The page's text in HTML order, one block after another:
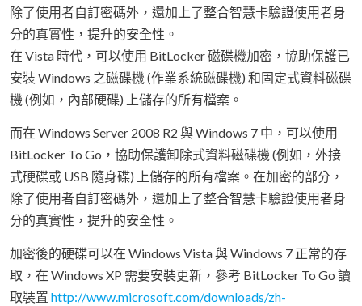
除了使用者自訂密碼外，還加上了整合智慧卡驗證使用者身
分的真實性，提升的安全性。
在 Vista 時代，可以使用 BitLocker 磁碟機加密，協助保護已
安裝 Windows 之磁碟機 (作業系統磁碟機) 和固定式資料磁碟
機 (例如，內部硬碟) 上儲存的所有檔案。
而在 Windows Server 2008 R2 與 Windows 7 中，可以使用
BitLocker To Go，協助保護卸除式資料磁碟機 (例如，外接
式硬碟或 USB 隨身碟) 上儲存的所有檔案。在加密的部分，
除了使用者自訂密碼外，還加上了整合智慧卡驗證使用者身
分的真實性，提升的安全性。
加密後的硬碟可以在 Windows Vista 與 Windows 7 正常的存
取，在 Windows XP 需要安裝更新，參考 BitLocker To Go 讀
取裝置 http://www.microsoft.com/downloads/zh-